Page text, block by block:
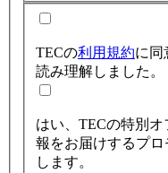
TECの利用規約に同
読み理解しました。
はい、TECの特別
報をお届けするプ
します。